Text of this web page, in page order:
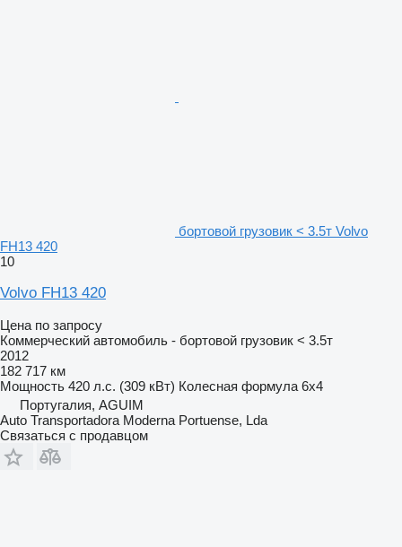
бортовой грузовик < 3.5т Volvo
FH13 420
10
Volvo FH13 420
Цена по запросу
Коммерческий автомобиль - бортовой грузовик < 3.5т
2012
182 717 км
Мощность 420 л.с. (309 кВт) Колесная формула 6x4
Португалия, AGUIM
Auto Transportadora Moderna Portuense, Lda
Связаться с продавцом